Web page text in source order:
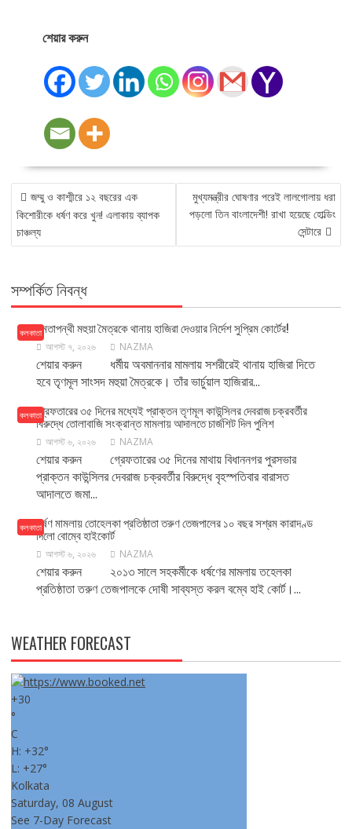
শেয়ার করুন
POST
NAVIGATION
জম্মু ও কাশ্মীরে ১২ বছরের এক
কিশোরীকে ধর্ষণ করে খুন! এলাকায় ব্যাপক
চাঞ্চল্য
মুখ্যমন্ত্রীর ঘোষণার পরেই লালগোলায় ধরা
পড়লো তিন বাংলাদেশী! রাখা হয়েছে হোল্ডিং
সেন্টারে
সম্পর্কিত নিবন্ধ
কলকাতামমতাপন্থী মহুয়া মৈত্রকে থানায় হাজিরা দেওয়ার নির্দেশ সুপ্রিম কোর্টের!
আগস্ট ৭, ২০২৬ NAZMA
শেয়ার করুন ধর্মীয় অবমাননার মামলায় সশরীরেই থানায় হাজিরা দিতে
হবে তৃণমূল সাংসদ মহুয়া মৈত্রকে। তাঁর ভার্চুয়াল হাজিরার...
কলকাতাগ্রেফতারের ৩৫ দিনের মধ্যেই প্রাক্তন তৃণমূল কাউন্সিলর দেবরাজ চক্রবর্তীর
বিরুদ্ধে তোলাবাজি সংক্রান্ত মামলায় আদালতে চার্জশিট দিল পুলিশ
আগস্ট ৬, ২০২৬ NAZMA
শেয়ার করুন গ্রেফতারের ৩৫ দিনের মাথায় বিধাননগর পুরসভার
প্রাক্তন কাউন্সিলর দেবরাজ চক্রবর্তীর বিরুদ্ধে বৃহস্পতিবার বারাসত
আদালতে জমা...
কলকাতাধর্ষণ মামলায় তোহেলকা প্রতিষ্ঠাতা তরুণ তেজপালের ১০ বছর সশ্রম কারাদণ্ড
দিলো বোম্বে হাইকোর্ট
আগস্ট ৬, ২০২৬ NAZMA
শেয়ার করুন ২০১৩ সালে সহকর্মীকে ধর্ষণের মামলায় তহেলকা
প্রতিষ্ঠাতা তরুণ তেজপালকে দোষী সাব্যস্ত করল বম্বে হাই কোর্ট।...
WEATHER FORECAST
+30
°
C
H: +32°
L: +27°
Kolkata
Saturday, 08 August
See 7-Day Forecast